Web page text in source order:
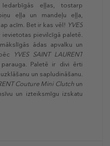
eļļas, tostarp
eļļa un mandeļu eļļa,
acīm. Bet ir kas vēl! YVES
pievilcīgā paletē.
ādas apvalku un
YVES SAINT LAURENT
Paletē ir divi ērti
un sapludināšanu.
Couture Mini Clutchun
un izteiksmīgu izskatu